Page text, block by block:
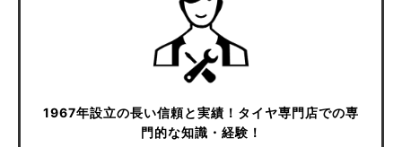
1967年設立の長い信頼と実績！ タイヤ専門店での専
門的な知識・経験！